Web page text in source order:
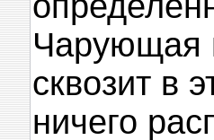
Чарующая
сквозит в
ничего